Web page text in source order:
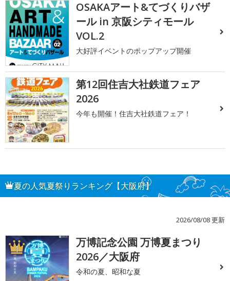
OSAKAアート&てづくりバザ
ール in 京阪シティモール
VOL.2
大好評イベントのポップアップ開催
第12回住吉大社鉄道フェア
2026
今年も開催！住吉大社鉄道フェア！
夏の人気夏祭りランキング【大阪府】
2026/08/08 更新
1
万博記念公園 万博夏まつり
2026／大阪府
令和の夏、昭和な夏